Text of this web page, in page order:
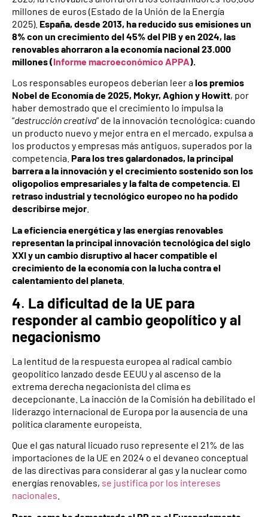
millones de euros (Estado de la Unión de la Energía
2025). España, desde 2013, ha reducido sus emisiones un
8% con un crecimiento del 45% del PIB y en 2024, las
renovables ahorraron a la economía nacional 23.000
millones (Informe macroeconómico APPA).
Los responsables europeos deberían leer alos premios
Nobel de Economía de 2025, Mokyr, Aghion y Howitt, por
haber demostrado que el crecimiento lo impulsa la
“destrucción creativa” de la innovación tecnológica: cuando
un producto nuevo y mejor entra en el mercado, expulsa a
los productos y empresas más antiguos, superados por la
competencia. Para los tres galardonados, la principal
barrera a la innovación y el crecimiento sostenido son los
oligopolios empresariales y la falta de competencia. El
retraso industrial y tecnológico europeo no ha podido
describirse mejor
La eficiencia energética y las energías renovables
representan la principal innovación tecnológica del siglo
XXI y un cambio disruptivo al hacer compatible el
crecimiento de la economía con la lucha contra el
calentamiento del planeta
4. La dificultad de la UE para
responder al cambio geopolítico y al
negacionismo
La lentitud de la respuesta europea al radical cambio
geopolítico lanzado desde EEUU y al ascenso de la
extrema derecha negacionista del clima es
decepcionante. La inacción de la Comisión ha debilitado el
liderazgo internacional de Europa por la ausencia de una
política claramente europeísta.
Que el gas natural licuado ruso represente el 21% de las
importaciones de la UE en 2024 o el devaneo conceptual
de las directivas para considerar al gas y la nuclear como
energías renovables, se justifica por los intereses
nacionales